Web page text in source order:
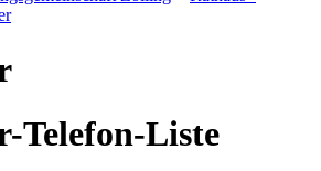
Telefon-Liste